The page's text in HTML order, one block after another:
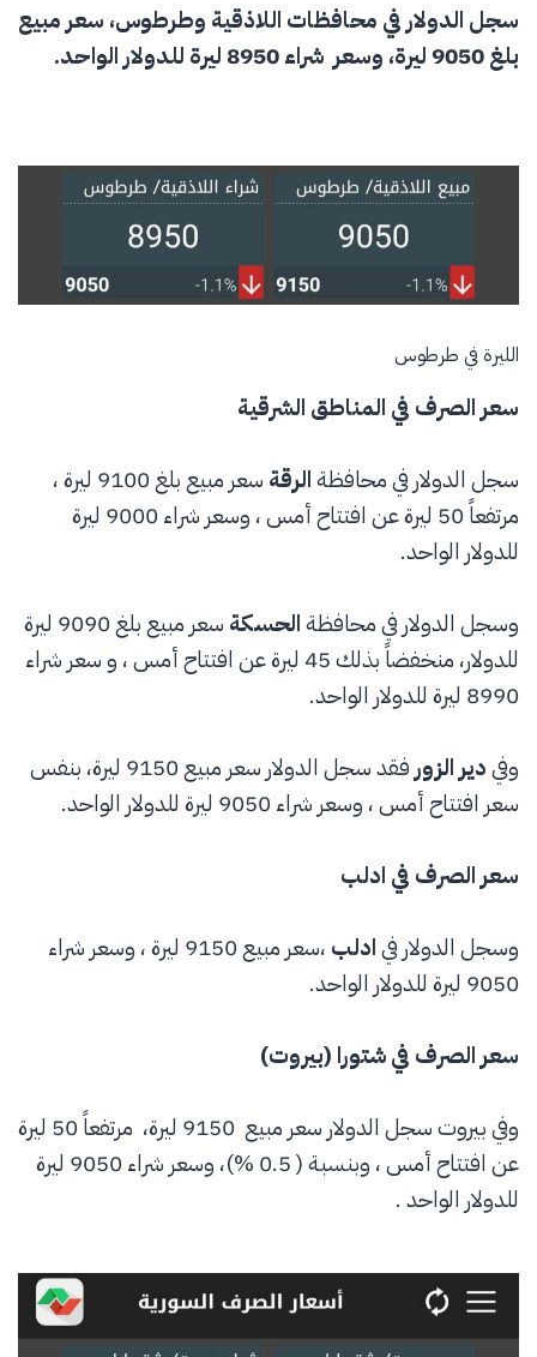
سجل الدولار في محافظات اللاذقية وطرطوس، سعر مبيع
بلغ 9050 ليرة، وسعر شراء 8950 ليرة للدولار الواحد.
الليرة في طرطوس
سعر الصرف في المناطق الشرقية
سجل الدولار في محافظةالرقة
سعر مبيع بلغ 9100 ليرة ،
مرتفعاً 50 ليرة عن افتتاح أمس ، وسعر شراء 9000 ليرة
للدولار الواحد.
وسجل الدولار في محافظةالحسكة
سعر مبيع بلغ 9090 ليرة
للدولار، منخفضاً بذلك 45 ليرة عن افتتاح أمس ، و سعر شراء
8990 ليرة للدولار الواحد.
وفيدير الزور
فقد سجل الدولار سعر مبيع 9150 ليرة، بنفس
سعر افتتاح أمس ، وسعر شراء 9050 ليرة للدولار الواحد.
سعر الصرف في ادلب
وسجل الدولار فيادلب
،سعر مبيع 9150 ليرة ، وسعر شراء
9050 ليرة للدولار الواحد.
سعر الصرف في شتورا (بيروت)
وفي بيروت سجل الدولار سعر مبيع 9150 ليرة، مرتفعاً 50 ليرة
عن افتتاح أمس ، وبنسبة ( 0.5 %)، وسعر شراء 9050 ليرة
للدولار الواحد .